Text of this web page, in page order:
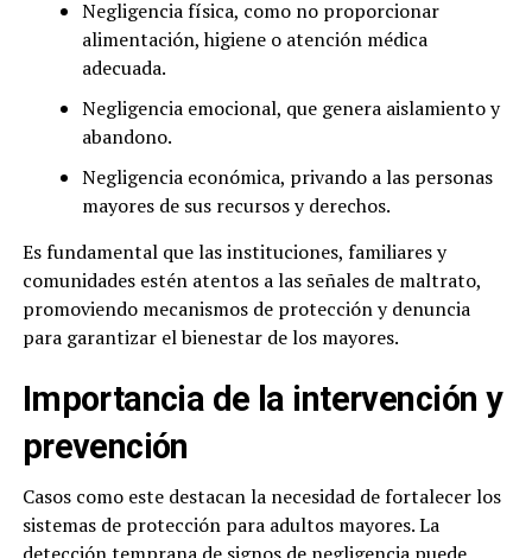
Negligencia física, como no proporcionar
alimentación, higiene o atención médica
adecuada.
Negligencia emocional, que genera aislamiento y
abandono.
Negligencia económica, privando a las personas
mayores de sus recursos y derechos.
Es fundamental que las instituciones, familiares y
comunidades estén atentos a las señales de maltrato,
promoviendo mecanismos de protección y denuncia
para garantizar el bienestar de los mayores.
Importancia de la intervención y
prevención
Casos como este destacan la necesidad de fortalecer los
sistemas de protección para adultos mayores. La